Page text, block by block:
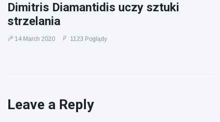
Dimitris Diamantidis uczy sztuki
strzelania
14 March 2020 1123 Poglądy
Leave a Reply